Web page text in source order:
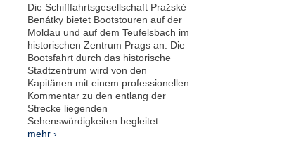
Die Schifffahrtsgesellschaft Pražské
Benátky bietet Bootstouren auf der
Moldau und auf dem Teufelsbach im
historischen Zentrum Prags an. Die
Bootsfahrt durch das historische
Stadtzentrum wird von den
Kapitänen mit einem professionellen
Kommentar zu den entlang der
Strecke liegenden
Sehenswürdigkeiten begleitet.
mehr ›